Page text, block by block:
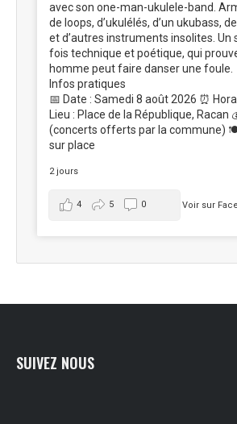
avec son one-man-ukulele-band.
de loops, d’ukulélés, d’un ukubass,
et d’autres instruments insolites. Un
fois technique et poétique, qui prouve
homme peut faire danser une foule.
Infos pratiques
📅 Date : Samedi 8 août 2026 ⏰
Lieu : Place de la République, Racan
(concerts offerts par la commune)
sur place
2 jours
Voir sur
4 5 0
SUIVEZ NOUS